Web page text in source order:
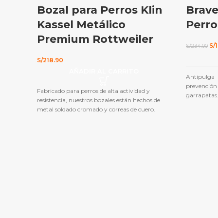
Bozal para Perros Klin
Kassel Metálico
Premium Rottweiler
S/218.90
Fabricado para perros de alta actividad y
resistencia, nuestros bozales están hechos de
metal soldado cromado y correas de cuero.
S/234.00 El
S/
Antipulga
garrapatas.